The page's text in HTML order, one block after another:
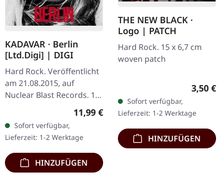
KADAVAR · Berlin
[Ltd.Digi] | DIGI
Hard Rock. Veröffentlicht
am 21.08.2015, auf
Nuclear Blast Records. 1 -
Lord Of The Sky 4:27 2 -
Last Living Dinosaur 4:05
3 - Thousand Miles Away…
Regulärer Preis:
11,99 €
Sofort verfügbar,
Lieferzeit: 1-2 Werktage
HINZUFÜGEN
THE NEW BLACK ·
Logo | PATCH
Hard Rock. 15 x 6,7 cm
woven patch
3,50 €
Sofort verfügbar,
Lieferzeit: 1-2 Werktage
HINZUFÜGEN